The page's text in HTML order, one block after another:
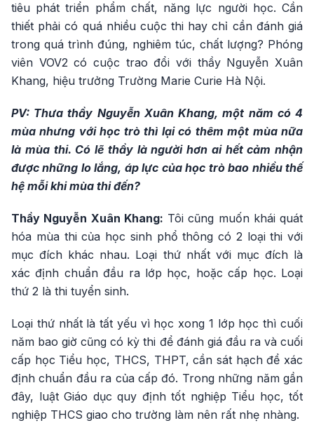
tiêu phát triển phẩm chất, năng lực người học. Cần
thiết phải có quá nhiều cuộc thi hay chỉ cần đánh giá
trong quá trình đúng, nghiêm túc, chất lượng? Phóng
viên VOV2 có cuộc trao đổi với thầy Nguyễn Xuân
Khang, hiệu trưởng Trường Marie Curie Hà Nội.
PV: Thưa thầy Nguyễn Xuân Khang, một năm có 4
mùa nhưng với học trò thì lại có thêm một mùa nữa
là mùa thi. Có lẽ thầy là người hơn ai hết cảm nhận
được những lo lắng, áp lực của học trò bao nhiều thế
hệ mỗi khi mùa thi đến?
Thầy Nguyễn Xuân Khang: Tôi cũng muốn khái quát
hóa mùa thi của học sinh phổ thông có 2 loại thi với
mục đích khác nhau. Loại thứ nhất với mục đích là
xác định chuẩn đầu ra lớp học, hoặc cấp học. Loại
thứ 2 là thi tuyển sinh.
Loại thứ nhất là tất yếu vì học xong 1 lớp học thì cuối
năm bao giờ cũng có kỳ thi để đánh giá đầu ra và cuối
cấp học Tiểu học, THCS, THPT, cần sát hạch để xác
định chuẩn đầu ra của cấp đó. Trong những năm gần
đây, luật Giáo dục quy định tốt nghiệp Tiểu học, tốt
nghiệp THCS giao cho trường làm nên rất nhẹ nhàng.